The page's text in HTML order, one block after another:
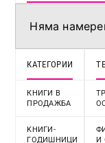
Няма
КАТЕГОРИИ
КНИГИ В
ПРОДАЖБА
KНИГИ-
ГОДИШНИЦИ
И